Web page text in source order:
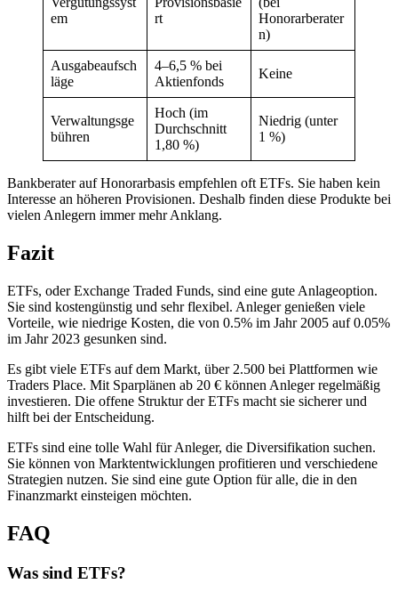
em
rt
Honorarberater
n)
Ausgabeaufsch
läge
4–6,5 % bei
Aktienfonds
Keine
Verwaltungsge
bühren
Hoch (im
Durchschnitt
1,80 %)
Niedrig (unter
1 %)
Bankberater auf Honorarbasis empfehlen oft ETFs. Sie haben kein
Interesse an höheren Provisionen. Deshalb finden diese Produkte bei
vielen Anlegern immer mehr Anklang.
Fazit
ETFs, oder Exchange Traded Funds, sind eine gute Anlageoption.
Sie sind kostengünstig und sehr flexibel. Anleger genießen viele
Vorteile, wie niedrige Kosten, die von 0.5% im Jahr 2005 auf 0.05%
im Jahr 2023 gesunken sind.
Es gibt viele ETFs auf dem Markt, über 2.500 bei Plattformen wie
Traders Place. Mit Sparplänen ab 20 € können Anleger regelmäßig
investieren. Die offene Struktur der ETFs macht sie sicherer und
hilft bei der Entscheidung.
ETFs sind eine tolle Wahl für Anleger, die Diversifikation suchen.
Sie können von Marktentwicklungen profitieren und verschiedene
Strategien nutzen. Sie sind eine gute Option für alle, die in den
Finanzmarkt einsteigen möchten.
FAQ
Was sind ETFs?